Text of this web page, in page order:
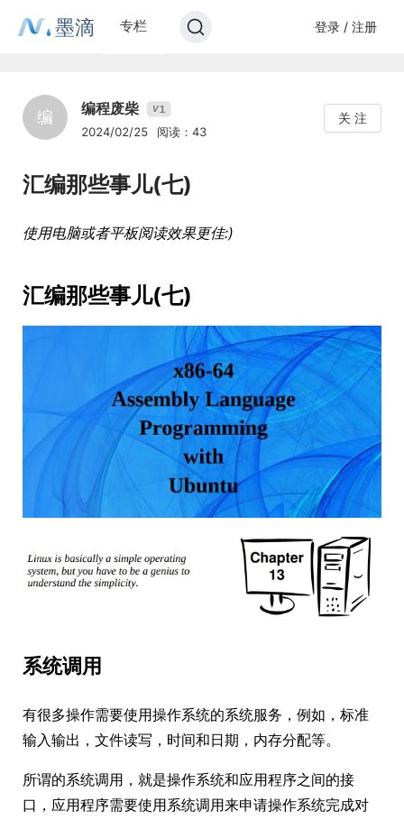
墨滴 专栏 登录 / 注册
编 编程废柴 V1
2024/02/25 阅读：43
关 注
汇编那些事儿(七)
使用电脑或者平板阅读效果更佳:)
汇编那些事儿(七)
系统调用
有很多操作需要使用操作系统的系统服务，例如，标准
输入输出，文件读写，时间和日期，内存分配等。
所谓的系统调用，就是操作系统和应用程序之间的接
口，应用程序需要使用系统调用来申请操作系统完成对